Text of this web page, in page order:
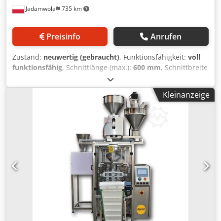
1780x1850x1950mm; Gewicht: 700kg. - Spezifikationen
Füllbereich: 10-5000g; max. Maschinentaktzahl im
Leerlauf: 40 Takte/min; Genauigkeit: ±0.3~1.5% (abhängig
600x1250x1200mm; Gewicht: 220kg. Schraubenförderer für
den automatischen Transport des Materials zur
Dosiereinheit. Der Vibrationsmotor sorgt für
gleichförmigen Produktfluss. Zufuhr-Hopper mit bis zu 150
Liter Volumen. Größe hängt vom kundenspezifischen
Endsystem ab. - Spezifikationen: Hopper, Förderlänge und
-Winkel können kundenspezifische/produktspezifisch
angepasst werden. Gesamtmaße hängen dann davon ab.
Förderlänge: 3~4m; Edelstahl 304; Fördergeschwindigkeit:
3.0m³/h - 12.0m³/h; 380V, 0.8kW-4.1kW; Gewicht: 130kg –
270kg. Abweichung der angegebenen Spezifikationen
möglich. Stützstab optional erhältlich. Das
Abfuhrfließband hat einen Edelstahlrahmen. -
Spezifikationen: Fördergeschwindigkeit: 30m/min; 220V,
0,55kW; Maße LxWxH: ca. 1850x550x1230mm; Gewicht:
80kg. Maße des kompletten Systems: ca.
Jadamwola 735 km
Preisinfo Anrufen
Zustand: neuwertig (gebraucht), Funktionsfähigkeit: voll
funktionsfähig, Schnittlänge (max.): 600 mm, Schnittbreite
, Die Maschine befindet sich in einem sehr
guten Zustand – wie neu. Ausgestattet mit vertikaler
Heizleiste und Schweißbacken für PE-Folie (Polyethylen) –
vollständiger Satz Backen für Laminate verfügbar.
Formschulter für Packungsbreite 350 mm – andere Größen
verfügbar. Technische Daten der ILAPAK Vegatronic 4000
VFFS: ▪️ Leistung: bis zu 140 Verpackungen/min ▪️
Maschinentyp: Continuous Film Motion (kontinuierliche
Folienbewegung) ▪️ System: VFFS – Vertical Form Fill Seal
Beutelgröße: ▪️ Breite min.: 70 mm ▪️ Breite max.: 410 mm ▪️
Länge max.: 600 mm Verarbeitbare Folien: ▪️
thermoschweißbare Folien ▪️ Polypropylen (PP) ▪️ Laminate ▪️
PE-Folie (Polyethylen) Folienrolle: ▪️ max. Rollenbreite: 880
mm ▪️ max. Außendurchmesser: 550 mm ▪️
Kleinanzeige